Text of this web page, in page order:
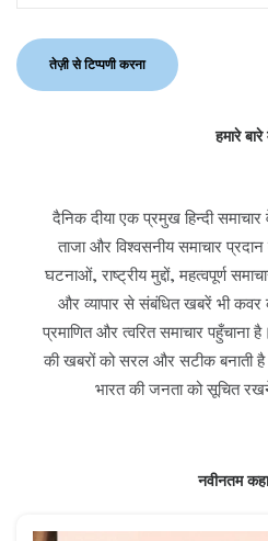
हमारे बारे
दैनिक दीया एक प्रमुख हिन्दी
ताजा और विश्वसनीय समाचार
घटनाओं, राष्ट्रीय मुद्दों, महत्वपूर्ण
और व्यापार से संबंधित खबरें भी कवर
प्रमाणित और त्वरित समाचार
की खबरों को सरल और सटीक बनाती
भारत की जनता को सूचित
नवीनतम